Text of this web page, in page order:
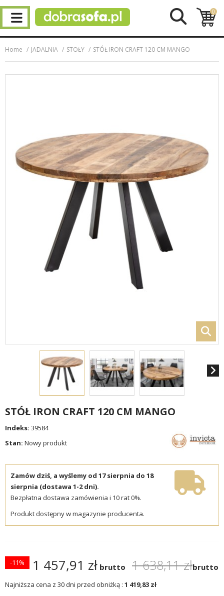
0
Home JADALNIA STOŁY STÓŁ IRON CRAFT 120 CM MANGO
STÓŁ IRON CRAFT 120 CM MANGO
Indeks: 39584
Stan: Nowy produkt
Zamów dziś, a wyślemy od 17 sierpnia do 18
sierpnia (dostawa 1-2 dni).
Bezpłatna dostawa zamówienia i 10 rat 0%.
Produkt dostępny w magazynie producenta.
1 457,91 zł brutto 1 638,11 złbrutto
-11%
Najniższa cena z 30 dni przed obniżką : 1 419,83 zł